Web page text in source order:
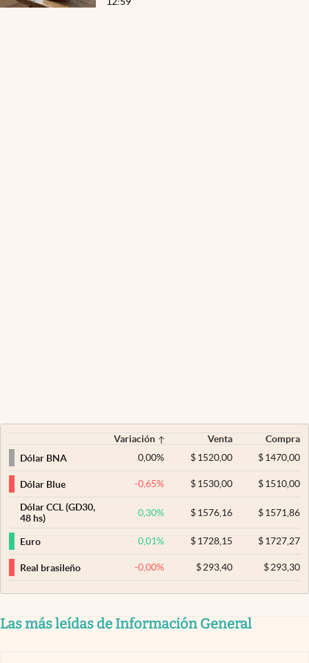
Variación Venta
Compra
Dólar BNA
0,00% $ 1520,00 $1470,00
Dólar Blue -0,65% $ 1530,00 $1510,00
Dólar CCL (GD30,
48 hs)
0,30% $ 1576,16 $1571,86
Euro 0,01% $ 1728,15 $1727,27
Real brasileño -0,00% $293,40 $293,30
Las más leídas de Información General